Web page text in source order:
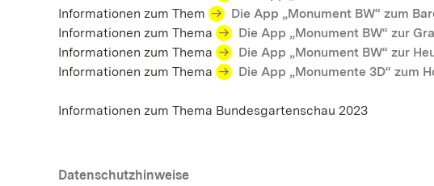
Informationen zum Them
Die App „Monument BW“ zum
Informationen zum Thema
Die App „Monument BW“ zur
Informationen zum Thema
Die App „Monument BW“ zur
Informationen zum Thema
Die App „Monumente 3D“ zum
​​​​​​​Informationen zum Thema Bundesgartenschau 2023​​​​​​​
Datenschutzhinweise